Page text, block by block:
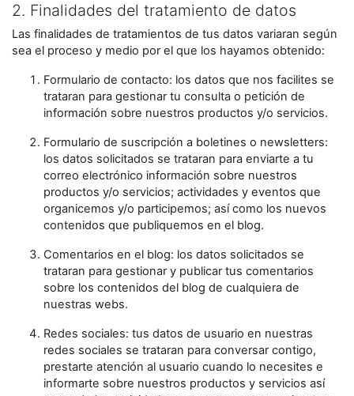
2. Finalidades del tratamiento de datos
Las finalidades de tratamientos de tus datos variaran según
sea el proceso y medio por el que los hayamos obtenido:
Formulario de contacto: los datos que nos facilites se
trataran para gestionar tu consulta o petición de
información sobre nuestros productos y/o servicios.
Formulario de suscripción a boletines o newsletters:
los datos solicitados se trataran para enviarte a tu
correo electrónico información sobre nuestros
productos y/o servicios; actividades y eventos que
organicemos y/o participemos; así como los nuevos
contenidos que publiquemos en el blog.
Comentarios en el blog: los datos solicitados se
trataran para gestionar y publicar tus comentarios
sobre los contenidos del blog de cualquiera de
nuestras webs.
Redes sociales: tus datos de usuario en nuestras
redes sociales se trataran para conversar contigo,
prestarte atención al usuario cuando lo necesites e
informarte sobre nuestros productos y servicios así